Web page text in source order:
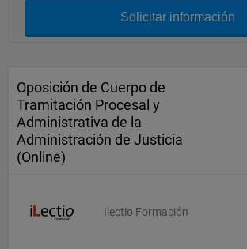
Solicitar información
Oposición de Cuerpo de
Tramitación Procesal y
Administrativa de la
Administración de Justicia
(Online)
Ilectio Formación